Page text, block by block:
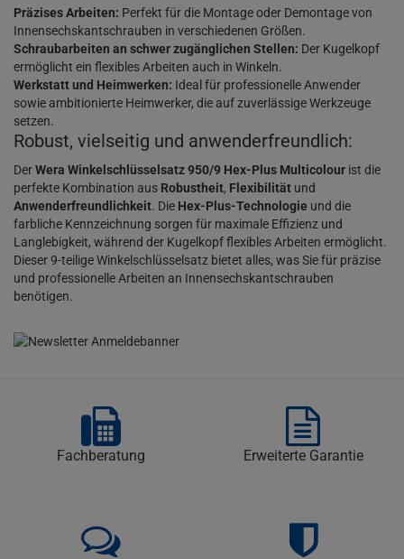
Präzises Arbeiten: Perfekt für die Montage oder Demontage von
Innensechskantschrauben in verschiedenen Größen.
Schraubarbeiten an schwer zugänglichen Stellen: Der Kugelkopf
ermöglicht ein flexibles Arbeiten auch in Winkeln.
Werkstatt und Heimwerken: Ideal für professionelle Anwender
sowie ambitionierte Heimwerker, die auf zuverlässige Werkzeuge
setzen.
Robust, vielseitig und anwenderfreundlich:
DerWera Winkelschlüsselsatz 950/9 Hex-Plus Multicolour ist die
perfekte Kombination aus Robustheit, Flexibilität und
Anwenderfreundlichkeit. Die Hex-Plus-Technologie und die
farbliche Kennzeichnung sorgen für maximale Effizienz und
Langlebigkeit, während der Kugelkopf flexibles Arbeiten ermöglicht.
Dieser 9-teilige Winkelschlüsselsatz bietet alles, was Sie für präzise
und professionelle Arbeiten an Innensechskantschrauben
benötigen.
Fachberatung Erweiterte Garantie